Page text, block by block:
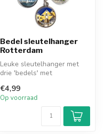
Bedel sleutelhanger
Rotterdam
Leuke sleutelhanger met
drie 'bedels' met
Erasmusbrug, Kubus...
€4,99
Op voorraad